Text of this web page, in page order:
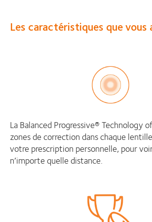
Les caractéristiques que vous
La Balanced Progressive® Technology
zones de correction dans chaque
votre prescription personnelle, pour
n’importe quelle distance.